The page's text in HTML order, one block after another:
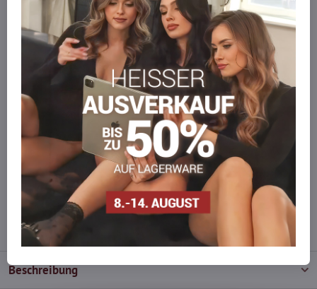
Ware auf Lager
Wir versenden sofort
Werden Sie Teil von everlady
Werden Sie Teil von everlady und genießen Sie einen5 %
Mitgliedervorteilbei jedem Einkauf.
Der Vorteil wird automatisch im Warenkorb angewendet.
Möchten Sie mehr bestellen, als wir
auf Lager haben?
Zögern Sie nicht, uns zu kontaktieren, wir füllen die Ware für Sie
wieder auf!
info​@everlady​.eu
Beschreibung